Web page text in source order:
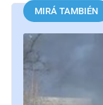
MIRÁ TAMBIÉN